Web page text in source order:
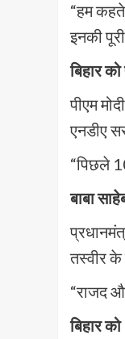
“हम
इनकी
बिहार
पीएम
एनडीए
“पिछले
बाबा
तस्वीर के
“राजद
बिहार